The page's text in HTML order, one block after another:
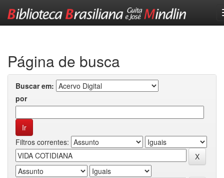
Página de busca
Buscar em:
por
Filtros correntes: